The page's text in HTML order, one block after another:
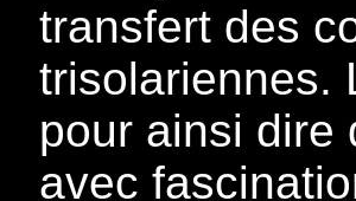
transfert des
trisolariennes.
pour ainsi dire
avec